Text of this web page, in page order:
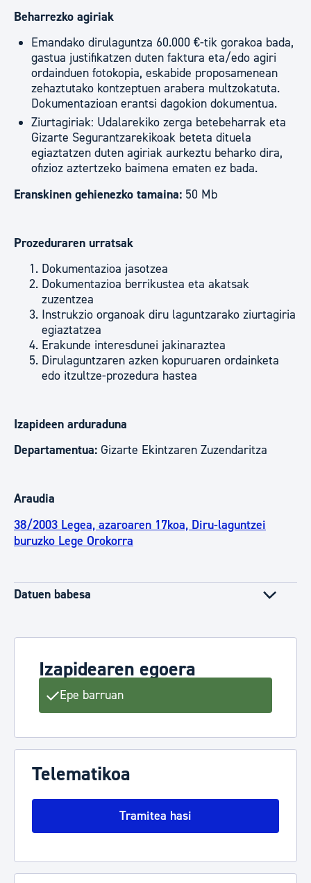
Beharrezko agiriak
Emandako dirulaguntza 60.000 €-tik gorakoa bada,
gastua justifikatzen duten faktura eta/edo agiri
ordainduen fotokopia, eskabide proposamenean
zehaztutako kontzeptuen arabera multzokatuta.
Dokumentazioan erantsi dagokion dokumentua.
Ziurtagiriak: Udalarekiko zerga betebeharrak eta
Gizarte Segurantzarekikoak beteta dituela
egiaztatzen duten agiriak aurkeztu beharko dira,
ofizioz aztertzeko baimena ematen ez bada.
Eranskinen gehienezko tamaina: 50 Mb
Prozeduraren urratsak
Dokumentazioa jasotzea
Dokumentazioa berrikustea eta akatsak
zuzentzea
Instrukzio organoak diru laguntzarako ziurtagiria
egiaztatzea
Erakunde interesdunei jakinaraztea
Dirulaguntzaren azken kopuruaren ordainketa
edo itzultze-prozedura hastea
Izapideen arduraduna
Departamentua: Gizarte Ekintzaren Zuzendaritza
Araudia
38/2003 Legea, azaroaren 17koa, Diru-laguntzei
buruzko Lege Orokorra
Datuen babesa
Izapidearen egoera
Epe barruan
Telematikoa
Tramitea hasi